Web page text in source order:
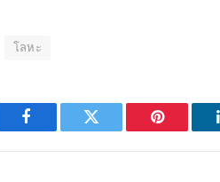
โลหะ
Facebook Twitter Pinterest